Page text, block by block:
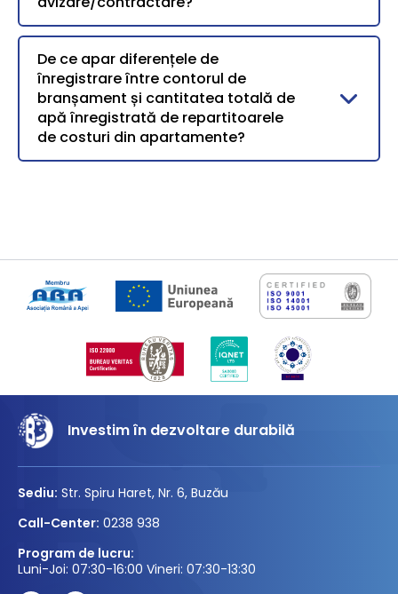
De ce apar diferențele de
înregistrare între contorul de
branșament și cantitatea totală de
apă înregistrată de repartitoarele
de costuri din apartamente?
Investim în dezvoltare durabilă
Sediu: Str. Spiru Haret, Nr. 6, Buzău
Call-Center: 0238 938
Program de lucru:
Luni-Joi: 07:30-16:00 Vineri: 07:30-13:30